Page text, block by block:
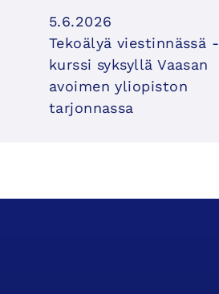
5.6.2026
Tekoälyä viestinnässä -
kurssi syksyllä Vaasan
avoimen yliopiston
tarjonnassa